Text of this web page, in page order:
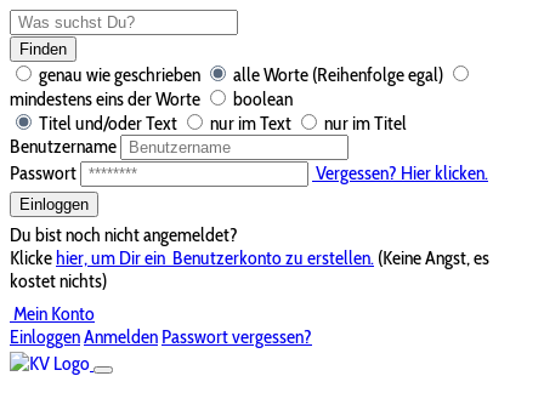
Finden
genau wie geschrieben
alle Worte (Reihenfolge egal)
mindestens eins der Worte
boolean
Titel und/oder Text
nur im Text
nur im Titel
Benutzername
Passwort
Vergessen? Hier klicken.
Einloggen
Du bist noch nicht angemeldet?
Klickehier, um Dir ein Benutzerkonto zu erstellen. (Keine Angst, es
kostet nichts)
Mein Konto
EinloggenAnmelden Passwort vergessen?